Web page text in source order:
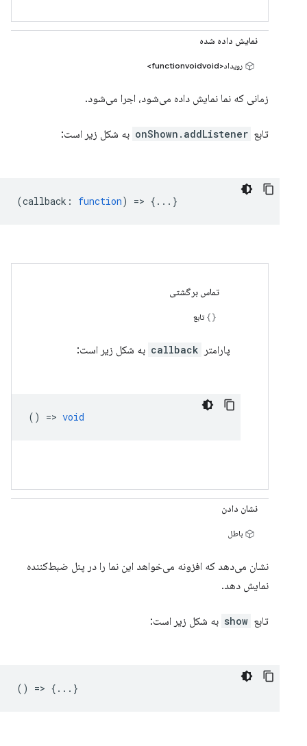
نمایش داده شده
رویداد<functionvoidvoid>
زمانی که نما نمایش داده می‌شود، اجرا می‌شود.
تابع onShown.addListener به شکل زیر است:
(callback : function) => {...}
تماس برگشتی
تابع
پارامتر callback به شکل زیر است:
() => void
نشان دادن
باطل
نشان می‌دهد که افزونه می‌خواهد این نما را در پنل ضبط‌کننده
نمایش دهد.
تابع show به شکل زیر است:
() => {...}